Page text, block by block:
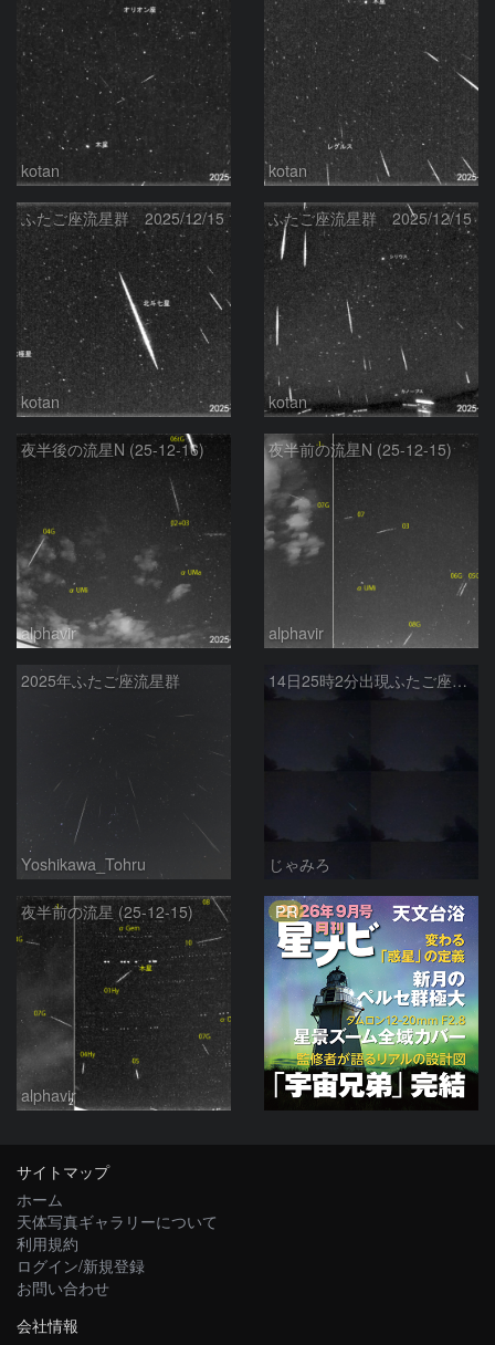
kotan kotan
ふたご座流星群 2025/12/15
kotan
ふたご座流星群 2025/12/15
kotan
夜半後の流星N (25-12-16)
alphavir
夜半前の流星N (25-12-15)
alphavir
2025年ふたご座流星群
Yoshikawa_Tohru
14日25時2分出現ふたご座群大流星(全行程)
じゃみろ
夜半前の流星 (25-12-15)
alphavir
PR
サイトマップ
ホーム
天体写真ギャラリーについて
利用規約
ログイン/新規登録
お問い合わせ
会社情報